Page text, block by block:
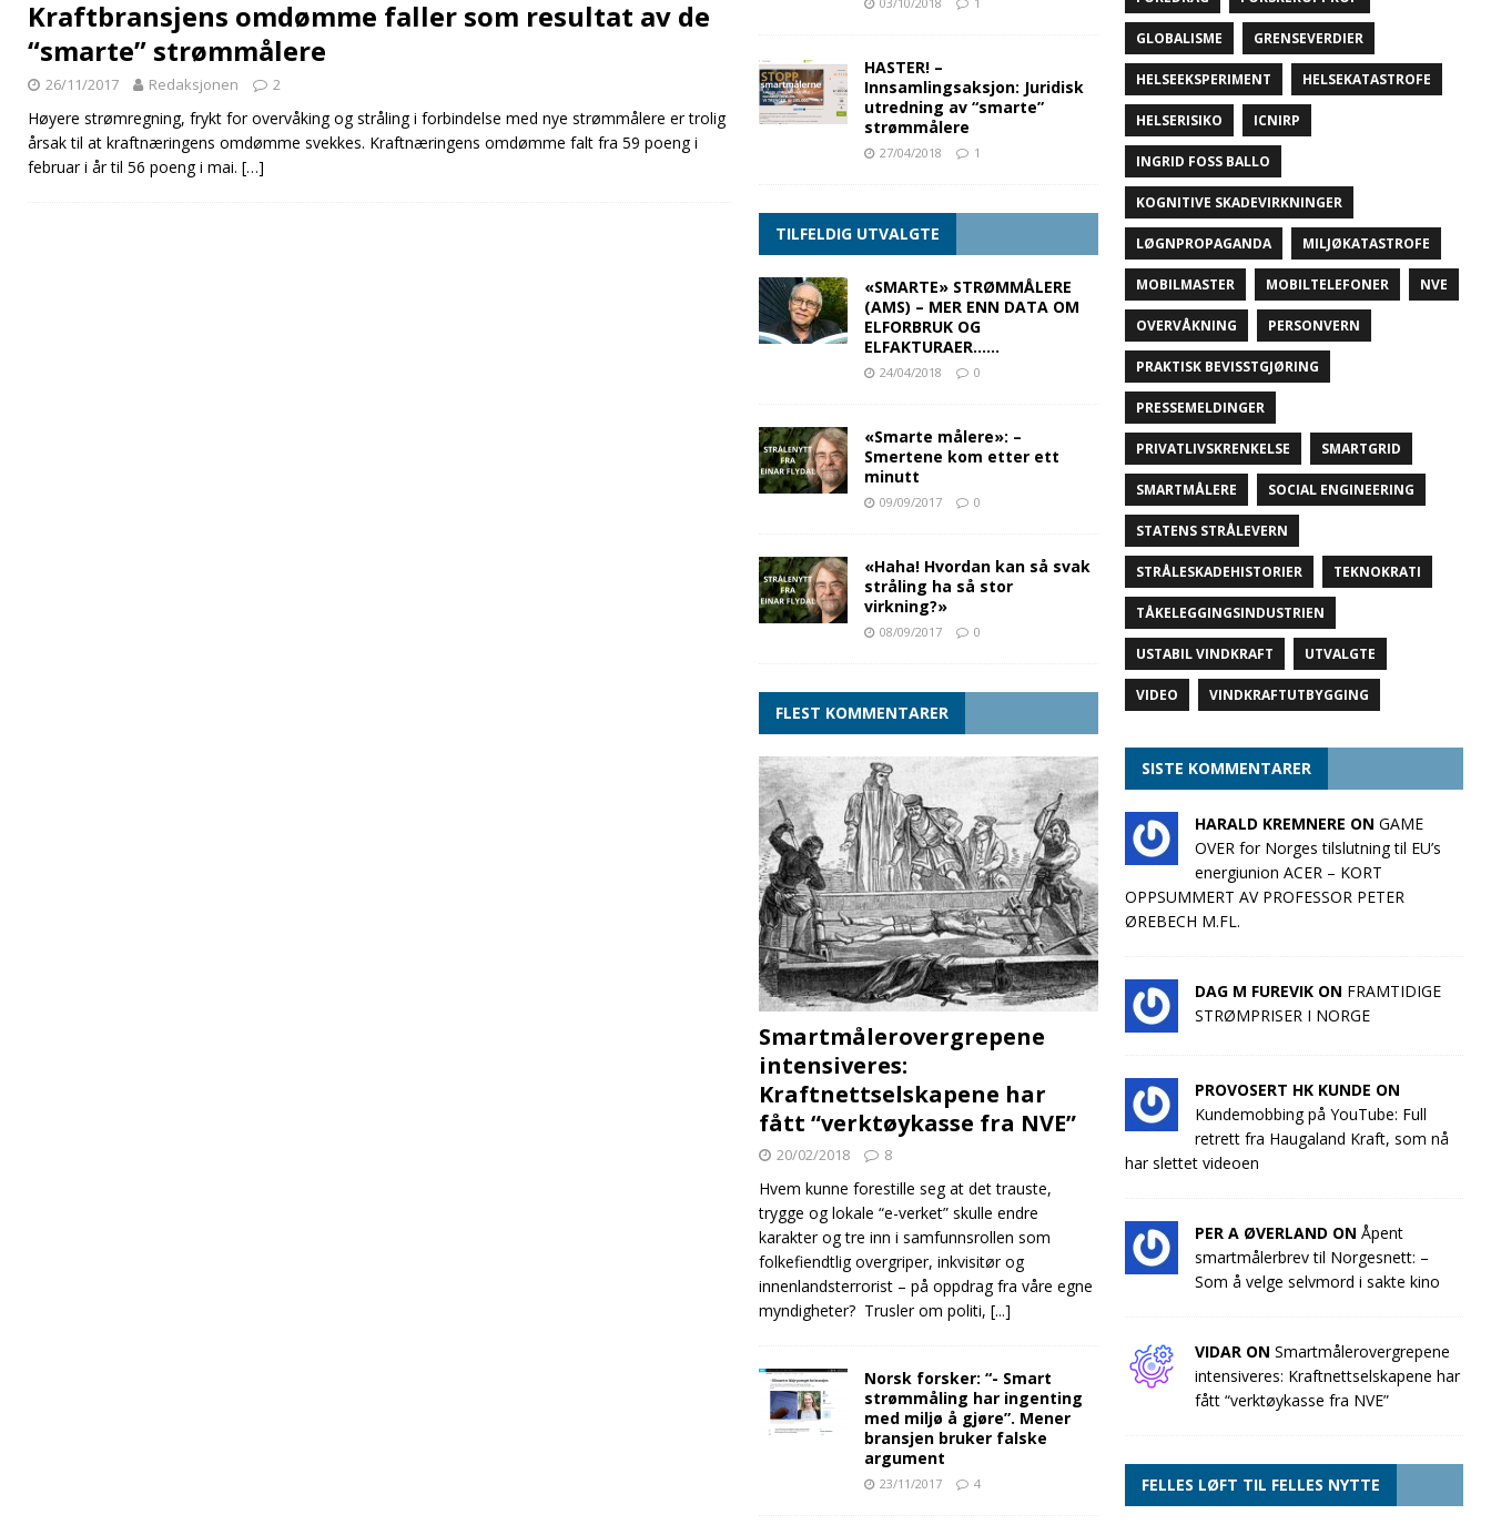
Kraftbransjens omdømme faller som resultat av de
“smarte” strømmålere
26/11/2017 Redaksjonen 2
Høyere strømregning, frykt for overvåking og stråling i forbindelse med nye strømmålere er trolig
årsak til at kraftnæringens omdømme svekkes. Kraftnæringens omdømme falt fra 59 poeng i
februar i år til 56 poeng i mai. […]
HASTER! –
Innsamlingsaksjon: Juridisk
utredning av “smarte”
strømmålere
27/04/2018 1
TILFELDIG UTVALGTE
«SMARTE» STRØMMÅLERE
(AMS) – MER ENN DATA OM
ELFORBRUK OG
ELFAKTURAER……
24/04/2018 0
«Smarte målere»: –
Smertene kom etter ett
minutt
09/09/2017 0
«Haha! Hvordan kan så svak
stråling ha så stor
virkning?»
08/09/2017 0
FLEST KOMMENTARER
Smartmålerovergrepene
intensiveres:
Kraftnettselskapene har
fått “verktøykasse fra NVE”
20/02/2018 8
Hvem kunne forestille seg at det trauste,
trygge og lokale “e-verket” skulle endre
karakter og tre inn i samfunnsrollen som
folkefiendtlig overgriper, inkvisitør og
innenlandsterrorist – på oppdrag fra våre egne
myndigheter? Trusler om politi,[...]
Norsk forsker: “- Smart
strømmåling har ingenting
med miljø å gjøre”. Mener
bransjen bruker falske
argument
23/11/2017 4
GLOBALISME GRENSEVERDIER
HELSEEKSPERIMENT HELSEKATASTROFE
HELSERISIKO ICNIRP
INGRID FOSS BALLO
KOGNITIVE SKADEVIRKNINGER
LØGNPROPAGANDA MILJØKATASTROFE
MOBILMASTER MOBILTELEFONER NVE
OVERVÅKNING PERSONVERN
PRAKTISK BEVISSTGJØRING
PRESSEMELDINGER
PRIVATLIVSKRENKELSE SMARTGRID
SMARTMÅLERE SOCIAL ENGINEERING
STATENS STRÅLEVERN
STRÅLESKADEHISTORIER TEKNOKRATI
TÅKELEGGINGSINDUSTRIEN
USTABIL VINDKRAFT UTVALGTE
VIDEO VINDKRAFTUTBYGGING
SISTE KOMMENTARER
HARALD KREMNERE ON GAME
OVER for Norges tilslutning til EU’s
energiunion ACER – KORT
OPPSUMMERT AV PROFESSOR PETER
ØREBECH M.FL.
DAG M FUREVIK ON FRAMTIDIGE
STRØMPRISER I NORGE
PROVOSERT HK KUNDE ON
Kundemobbing på YouTube: Full
retrett fra Haugaland Kraft, som nå
har slettet videoen
PER A ØVERLAND ON Åpent
smartmålerbrev til Norgesnett: –
Som å velge selvmord i sakte kino
VIDAR ON Smartmålerovergrepene
intensiveres: Kraftnettselskapene har
fått “verktøykasse fra NVE”
FELLES LØFT TIL FELLES NYTTE